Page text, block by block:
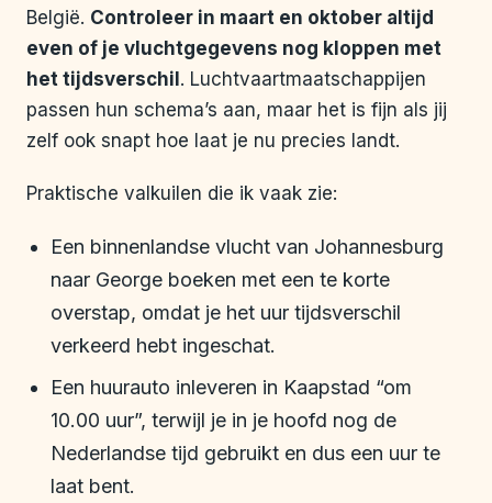
België. Controleer in maart en oktober altijd
even of je vluchtgegevens nog kloppen met
het tijdsverschil . Luchtvaartmaatschappijen
passen hun schema’s aan, maar het is fijn als jij
zelf ook snapt hoe laat je nu precies landt.
Praktische valkuilen die ik vaak zie:
Een binnenlandse vlucht van Johannesburg
naar George boeken met een te korte
overstap, omdat je het uur tijdsverschil
verkeerd hebt ingeschat.
Een huurauto inleveren in Kaapstad “om
10.00 uur”, terwijl je in je hoofd nog de
Nederlandse tijd gebruikt en dus een uur te
laat bent.